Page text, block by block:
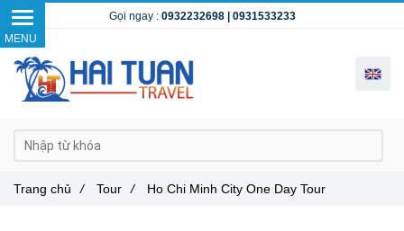
Trang chủ / Tour / Ho Chi Minh City One Day Tour
Gọi ngay : 0932232698 | 0931533233